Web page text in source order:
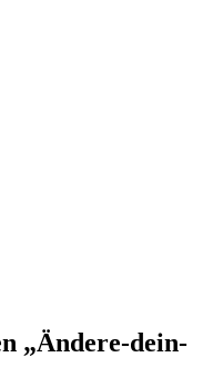
„Ändere-dein-